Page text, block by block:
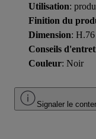
Utilisation:
Finition du
Dimension:
Conseils
Couleur: Noir
Signaler le